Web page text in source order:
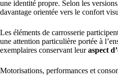
une identité propre. Selon les
davantage orientée vers le confort
Les éléments de carrosserie
une attention particulière portée à
exemplaires conservant leuraspect
Motorisations, performances et